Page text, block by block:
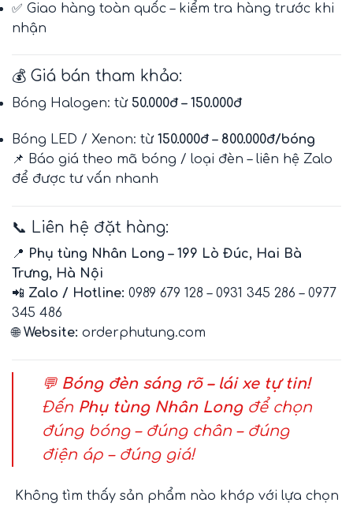
✅ Giao hàng toàn quốc – kiểm tra hàng trước khi
nhận
💰 Giá bán tham khảo:
Bóng Halogen: từ 50.000đ – 150.000đ
Bóng LED / Xenon: từ 150.000đ – 800.000đ/bóng
📌 Báo giá theo mã bóng / loại đèn – liên hệ Zalo
để được tư vấn nhanh
📞 Liên hệ đặt hàng:
📍 Phụ tùng Nhân Long – 199 Lò Đúc, Hai Bà
Trưng, Hà Nội
📲 Zalo / Hotline: 0989 679 128 – 0931 345 286 – 0977
345 486
🌐Website: orderphutung.com
💬 Bóng đèn sáng rõ – lái xe tự tin!
Đến Phụ tùng Nhân Longđể chọn
đúng bóng – đúng chân – đúng
điện áp – đúng giá!
Không tìm thấy sản phẩm nào khớp với lựa chọn